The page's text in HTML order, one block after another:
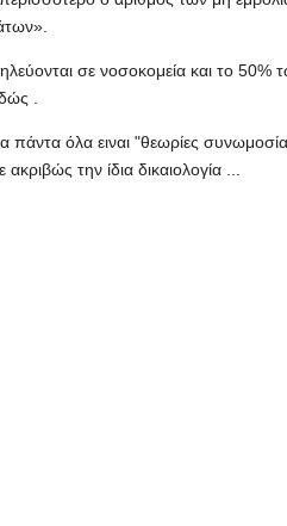
σε νοσοκομεία και το 50%
.
όλα ειναι "θεωρίες
την ίδια δικαιολογία ...